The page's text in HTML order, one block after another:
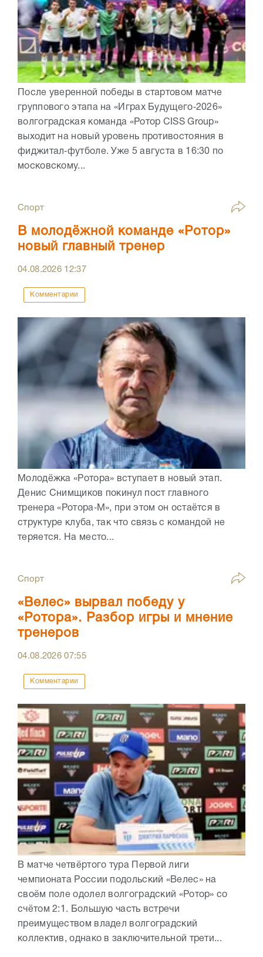
После уверенной победы в стартовом матче
группового этапа на «Играх Будущего‑2026»
волгоградская команда «Ротор CISS Group»
выходит на новый уровень противостояния в
фиджитал‑футболе. Уже 5 августа в 16:30 по
московскому...
Спорт
В молодёжной команде «Ротор»
новый главный тренер
04.08.2026 12:37
Комментарии
Молодёжка «Ротора» вступает в новый этап.
Денис Снимщиков покинул пост главного
тренера «Ротора‑М», при этом он остаётся в
структуре клуба, так что связь с командой не
теряется. На место...
Спорт
«Велес» вырвал победу у
«Ротора». Разбор игры и мнение
тренеров
04.08.202607:55
Комментарии
В матче четвёртого тура Первой лиги
чемпионата России подольский «Велес» на
своём поле одолел волгоградский «Ротор» со
счётом 2:1. Большую часть встречи
преимуществом владел волгоградский
коллектив, однако в заключительной трети...